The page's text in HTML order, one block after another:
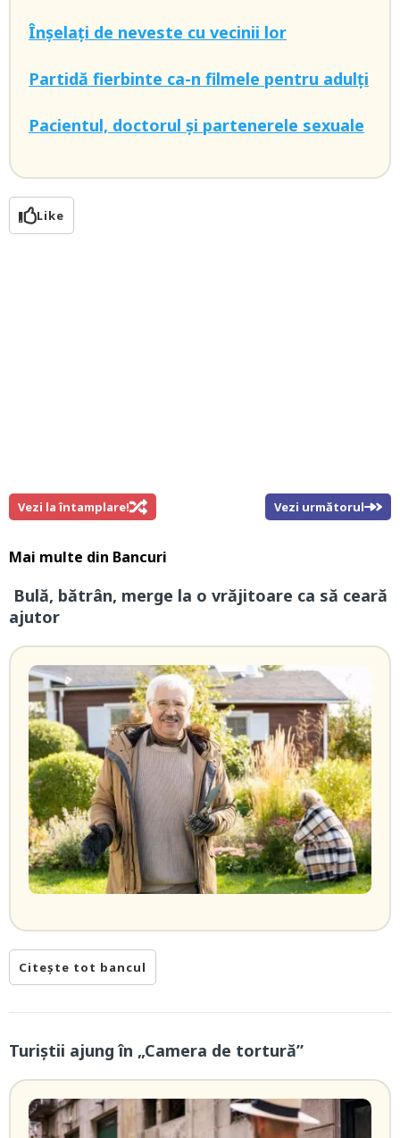
Înșelați de neveste cu vecinii lor
Partidă fierbinte ca-n filmele pentru adulți
Pacientul, doctorul și partenerele sexuale
Like
Vezi la întamplare! Vezi următorul
Mai multe din Bancuri
Bulă, bătrân, merge la o vrăjitoare ca să ceară
ajutor
Citește tot bancul
Turiștii ajung în „Camera de tortură”